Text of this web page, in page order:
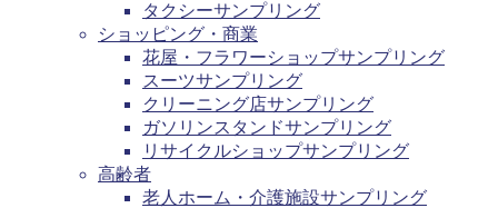
タクシーサンプリング
ショッピング・商業
花屋・フラワーショップサンプリング
スーツサンプリング
クリーニング店サンプリング
ガソリンスタンドサンプリング
リサイクルショップサンプリング
高齢者
老人ホーム・介護施設サンプリング